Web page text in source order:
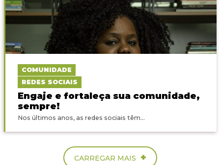
COMUNIDADE
REDES SOCIAIS
Engaje e fortaleça sua comunidade,
sempre!
Nos últimos anos, as redes sociais têm...
CARREGAR MAIS +